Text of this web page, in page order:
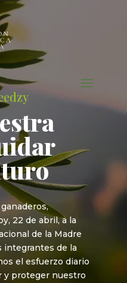
22 de abril, a la
de la Madre
integrantes de la
el esfuerzo diario
y proteger nuestro